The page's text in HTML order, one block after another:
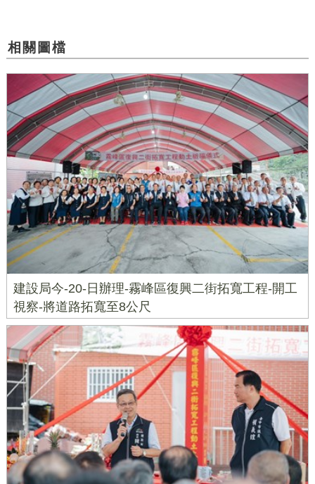
相關圖檔
建設局今-20-日辦理-霧峰區復興二街拓寬工程-開工
視察-將道路拓寬至8公尺